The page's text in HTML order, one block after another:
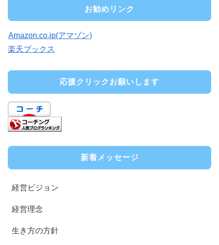
お勧めリンク
Amazon.co.jp(アマゾン)
楽天ブックス
応援クリックお願いします
新着メッセージ
経営ビジョン
経営理念
生き方の方針